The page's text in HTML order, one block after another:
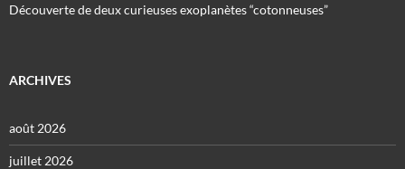
Découverte de deux curieuses exoplanètes “cotonneuses”
ARCHIVES
août 2026
juillet 2026